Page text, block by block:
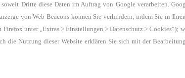
soweit Dritte diese Daten im Auftrag von Google verarbeiten.
von Web Beacons können Sie verhindern, indem Sie in
Firefox unter „Extras > Einstellungen > Datenschutz > Cookies“);
die Nutzung dieser Website erklären Sie sich mit der